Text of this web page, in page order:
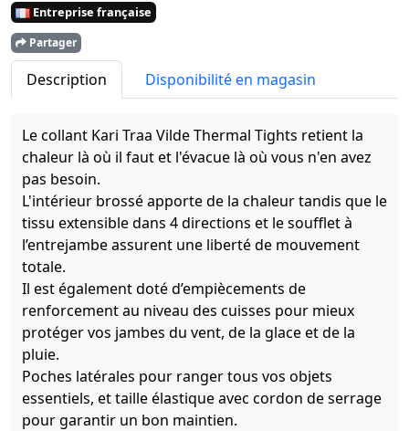
Entreprise française
Partager
Description Disponibilité en magasin
Le collant Kari Traa Vilde Thermal Tights retient la
chaleur là où il faut et l'évacue là où vous n'en avez
pas besoin.
L'intérieur brossé apporte de la chaleur tandis que le
tissu extensible dans 4 directions et le soufflet à
l’entrejambe assurent une liberté de mouvement
totale.
Il est également doté d’empiècements de
renforcement au niveau des cuisses pour mieux
protéger vos jambes du vent, de la glace et de la
pluie.
Poches latérales pour ranger tous vos objets
essentiels, et taille élastique avec cordon de serrage
pour garantir un bon maintien.